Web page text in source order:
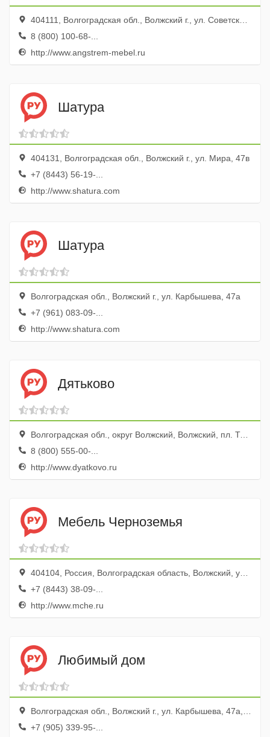
404111, Волгоградская обл., Волжский г., ул. Советская, 1а
8 (800) 100-68-...
http://www.angstrem-mebel.ru
Шатура
404131, Волгоградская обл., Волжский г., ул. Мира, 47в
+7 (8443) 56-19-...
http://www.shatura.com
Шатура
Волгоградская обл., Волжский г., ул. Карбышева, 47а
+7 (961) 083-09-...
http://www.shatura.com
Дятьково
Волгоградская обл., округ Волжский, Волжский, пл. Труда, 10, ТЦ Идея
8 (800) 555-00-...
http://www.dyatkovo.ru
Мебель Черноземья
404104, Россия, Волгоградская область, Волжский, улица Химиков, 2
+7 (8443) 38-09-...
http://www.mche.ru
Любимый дом
Волгоградская обл., Волжский г., ул. Карбышева, 47а, ТК Простор
+7 (905) 339-95-...